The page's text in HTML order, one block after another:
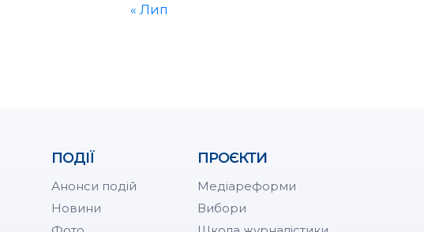
« Лип
ПОДІЇ
Анонси подій
Новини
ПРОЄКТИ
Медіареформи
Вибори